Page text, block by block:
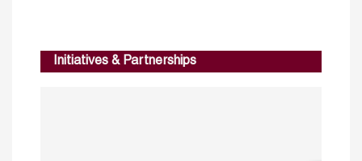
Initiatives & Partnerships